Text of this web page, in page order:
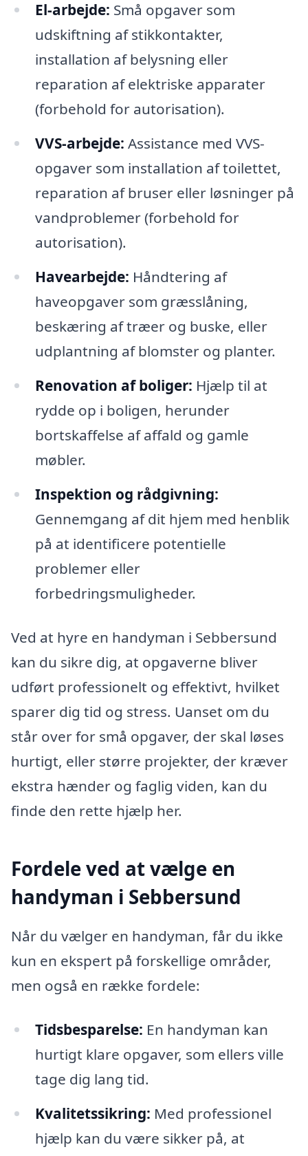
El-arbejde: Små opgaver som
udskiftning af stikkontakter,
installation af belysning eller
reparation af elektriske apparater
(forbehold for autorisation).
VVS-arbejde: Assistance med VVS-
opgaver som installation af toilettet,
reparation af bruser eller løsninger på
vandproblemer (forbehold for
autorisation).
Havearbejde: Håndtering af
haveopgaver som græsslåning,
beskæring af træer og buske, eller
udplantning af blomster og planter.
Renovation af boliger: Hjælp til at
rydde op i boligen, herunder
bortskaffelse af affald og gamle
møbler.
Inspektion og rådgivning:
Gennemgang af dit hjem med henblik
på at identificere potentielle
problemer eller
forbedringsmuligheder.
Ved at hyre en handyman i Sebbersund
kan du sikre dig, at opgaverne bliver
udført professionelt og effektivt, hvilket
sparer dig tid og stress. Uanset om du
står over for små opgaver, der skal løses
hurtigt, eller større projekter, der kræver
ekstra hænder og faglig viden, kan du
finde den rette hjælp her.
Fordele ved at vælge en
handyman i Sebbersund
Når du vælger en handyman, får du ikke
kun en ekspert på forskellige områder,
men også en række fordele:
Tidsbesparelse: En handyman kan
hurtigt klare opgaver, som ellers ville
tage dig lang tid.
Kvalitetssikring: Med professionel
hjælp kan du være sikker på, at